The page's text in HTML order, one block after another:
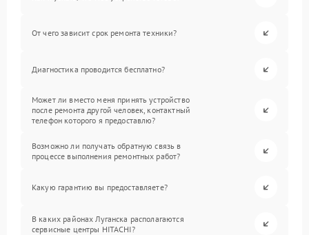
От чего зависит срок ремонта техники?
Диагностика проводится бесплатно?
Может ли вместо меня принять устройство
после ремонта другой человек, контактный
телефон которого я предоставлю?
Возможно ли получать обратную связь в
процессе выполнения ремонтных работ?
Какую гарантию вы предоставляете?
В каких районах Луганска располагаются
сервисные центры HITACHI?